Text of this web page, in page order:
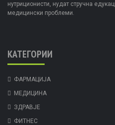
нутриционисти, нудат стручна
медицински проблеми.
КАТЕГОРИИ
ФАРМАЦИЈА
МЕДИЦИНА
ЗДРАВЈЕ
ФИТНЕС